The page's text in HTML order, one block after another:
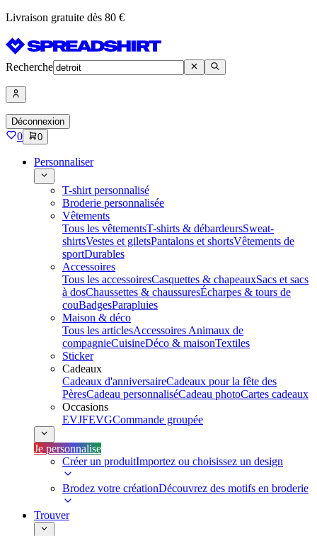
Livraison gratuite dès 80 €
Recherche
Déconnexion
0 0
Personnaliser
T-shirt personnalisé
Broderie personnalisée
Vêtements
Tous les vêtementsT-shirts & débardeursSweat-
shirtsVestes et giletsPantalons et shortsVêtements de
sportDurables
Accessoires
Tous les accessoiresCasquettes & chapeauxSacs et sacs
à dosChaussettes & chaussuresÉcharpes & tours de
couBadgesParapluies
Maison & déco
Tous les articlesAccessoires Animaux de
compagnieCuisineDéco & maisonTextiles
Sticker
Cadeaux
Cadeaux d'anniversaireCadeaux pour la fête des
PèresCadeau personnaliséCadeau photoCartes cadeaux
Occasions
EVJFEVGCommande groupée
Je personnalise
Créer un produitImportez ou choisissez un design
Brodez votre créationDécouvrez des motifs en broderie
Trouver